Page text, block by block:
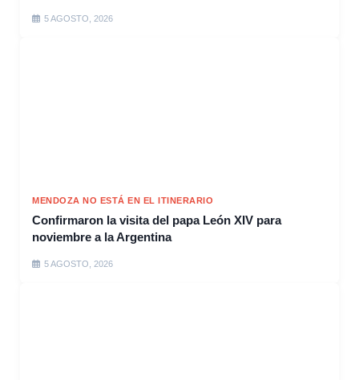
5 AGOSTO, 2026
MENDOZA NO ESTÁ EN EL ITINERARIO
Confirmaron la visita del papa León XIV para
noviembre a la Argentina
5 AGOSTO, 2026